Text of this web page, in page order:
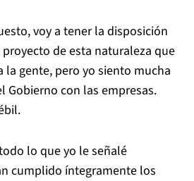
voy a tener la disposición
de esta naturaleza que
la gente, pero yo siento mucha
Gobierno con las empresas.
lo que yo le señalé
cumplido íntegramente los